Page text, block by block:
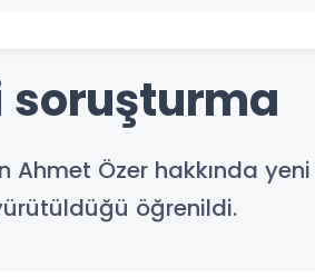
soruşturma
Ahmet Özer hakkında
öğrenildi.